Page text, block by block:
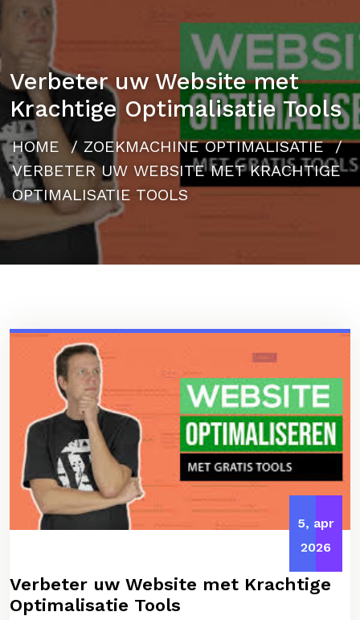
Verbeter uw Website met
Krachtige Optimalisatie Tools
HOME / ZOEKMACHINE OPTIMALISATIE/
VERBETER UW WEBSITE MET KRACHTIGE
OPTIMALISATIE TOOLS
5, apr
2026
Verbeter uw Website met Krachtige
Optimalisatie Tools